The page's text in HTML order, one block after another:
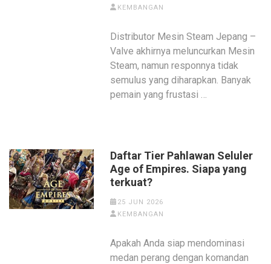
KEMBANGAN
Distributor Mesin Steam Jepang –
Valve akhirnya meluncurkan Mesin
Steam, namun responnya tidak
semulus yang diharapkan. Banyak
pemain yang frustasi …
Daftar Tier Pahlawan Seluler
Age of Empires. Siapa yang
terkuat?
25 JUN 2026
KEMBANGAN
Apakah Anda siap mendominasi
medan perang dengan komandan